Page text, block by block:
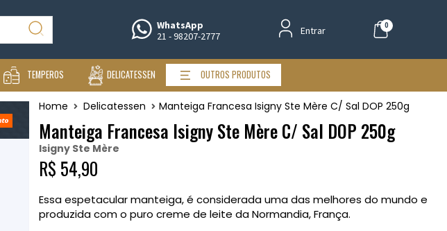
WhatsApp
21 - 98207-2777
Entrar 0
TEMPEROS DELICATESSEN OUTROS PRODUTOS
Home Delicatessen Manteiga Francesa Isigny Ste Mère C/ Sal DOP 250g
Manteiga Francesa Isigny Ste Mère C/ Sal DOP 250g
Isigny Ste Mère
R$ 54,90
Essa espetacular manteiga, é considerada uma das melhores do mundo e
produzida com o puro creme de leite da Normandia, França.